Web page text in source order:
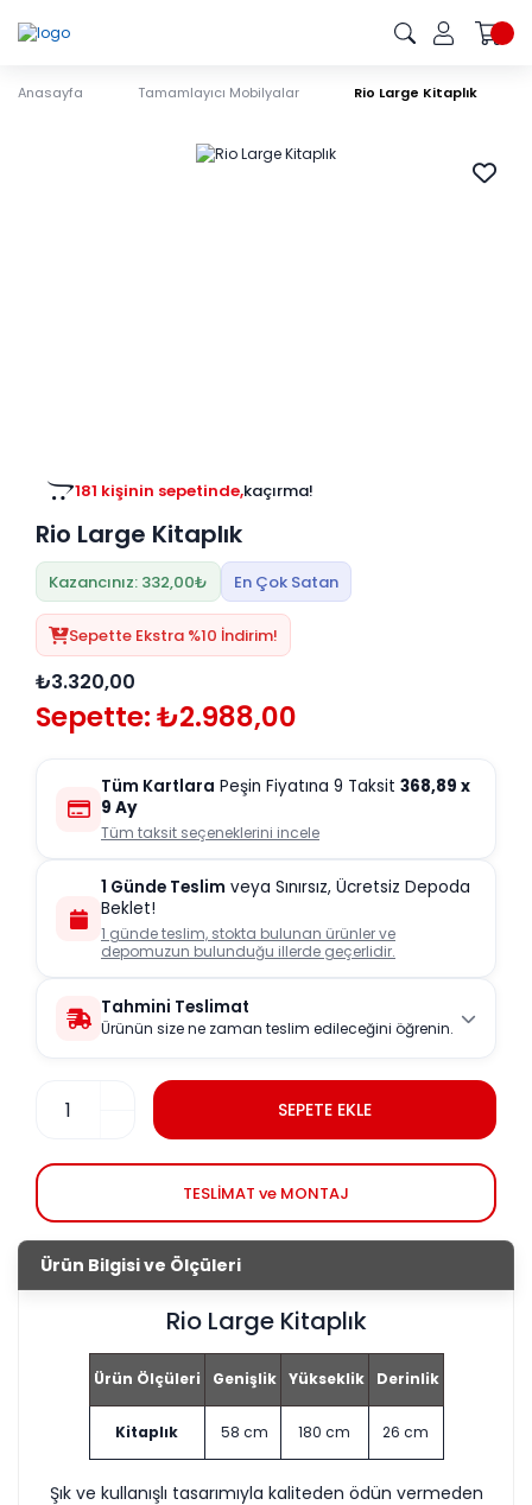
Anasayfa Tamamlayıcı Mobilyalar Rio Large Kitaplık
181 kişinin sepetinde,kaçırma!
Rio Large Kitaplık
Kazancınız: 332,00₺ En Çok Satan
Sepette Ekstra %10 İndirim!
₺3.320,00
Sepette: ₺2.988,00
Tüm Kartlara Peşin Fiyatına 9 Taksit 368,89 x
9 Ay
Tüm taksit seçeneklerini incele
1 Günde Teslim veya Sınırsız, Ücretsiz Depoda
Beklet!
1 günde teslim, stokta bulunan ürünler ve
depomuzun bulunduğu illerde geçerlidir.
Tahmini Teslimat
Ürünün size ne zaman teslim edileceğini öğrenin.
SEPETE EKLE
TESLİMAT ve MONTAJ
Ürün Bilgisi ve Ölçüleri
Rio Large Kitaplık
Ürün Ölçüleri Genişlik Yükseklik Derinlik
Kitaplık 58 cm 180 cm 26 cm
Şık ve kullanışlı tasarımıyla kaliteden ödün vermeden